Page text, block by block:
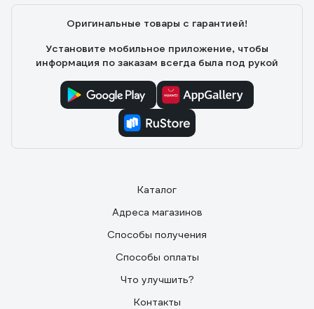
Оригинальные товары с гарантией!
Установите мобильное приложение, чтобы
информация по заказам всегда была под рукой
Каталог
Адреса магазинов
Способы получения
Способы оплаты
Что улучшить?
Контакты